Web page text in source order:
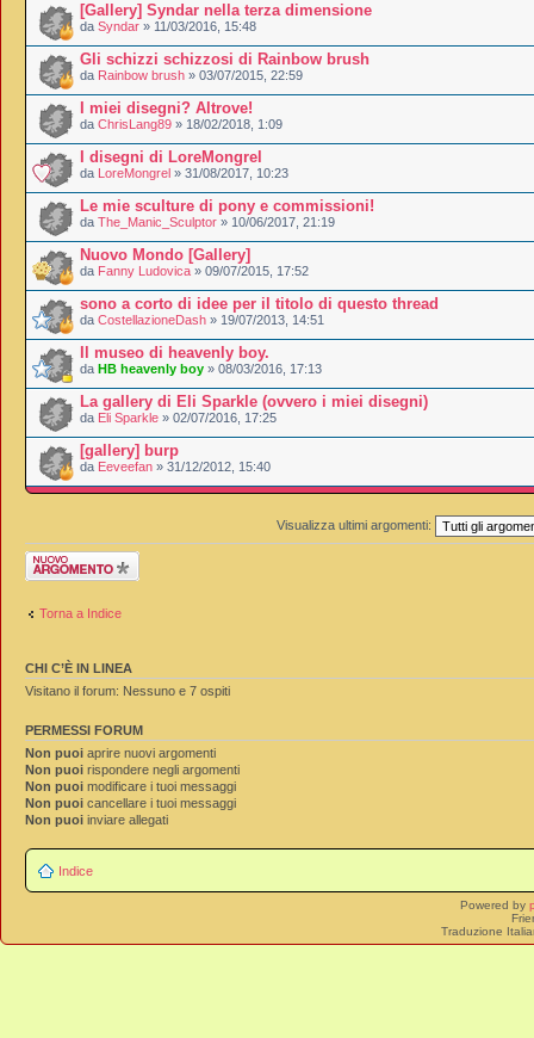
[Gallery] Syndar nella terza dimensione
da Syndar » 11/03/2016, 15:48
Gli schizzi schizzosi di Rainbow brush
da Rainbow brush » 03/07/2015, 22:59
I miei disegni? Altrove!
da ChrisLang89 » 18/02/2018, 1:09
I disegni di LoreMongrel
da LoreMongrel » 31/08/2017, 10:23
Le mie sculture di pony e commissioni!
da The_Manic_Sculptor » 10/06/2017, 21:19
Nuovo Mondo [Gallery]
da Fanny Ludovica » 09/07/2015, 17:52
sono a corto di idee per il titolo di questo thread
da CostellazioneDash » 19/07/2013, 14:51
Il museo di heavenly boy.
da HB heavenly boy » 08/03/2016, 17:13
La gallery di Eli Sparkle (ovvero i miei disegni)
da Eli Sparkle » 02/07/2016, 17:25
[gallery] burp
da Eeveefan » 31/12/2012, 15:40
Visualizza ultimi argomenti:
Scrivi un nuovo
argomento
Torna a Indice
CHI C’È IN LINEA
Visitano il forum: Nessuno e 7 ospiti
PERMESSI FORUM
Non puoi aprire nuovi argomenti
Non puoi rispondere negli argomenti
Non puoi modificare i tuoi messaggi
Non puoi cancellare i tuoi messaggi
Non puoi inviare allegati
Indice
Powered by
Traduzione